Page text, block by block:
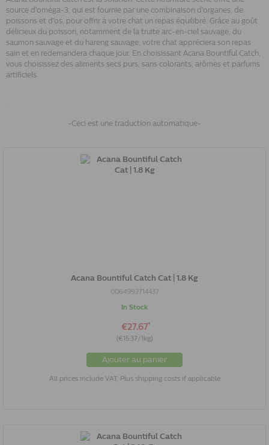
source d'oméga-3, qui est fournie par une combinaison d'organes, de
poissons et d'os, pour offrir à votre chat un repas équilibré. Grâce au goût
délicieux du poisson, notamment de la truite arc-en-ciel sauvage, du
saumon sauvage et du hareng sauvage, votre chat appréciera son repas
sain et en redemandera chaque jour. En choisissant Acana Bountiful Catch,
vous choisissez des aliments secs purs, sans colorants, arômes et parfums
artificiels.
.
-Ceci est une traduction automatique-
Acana Bountiful Catch Cat | 1.8 Kg
0064992714437
In Stock
€27.67*
(€15.37/1kg)
Ajouter au panier
All prices include VAT, Plus shipping costs if applicable